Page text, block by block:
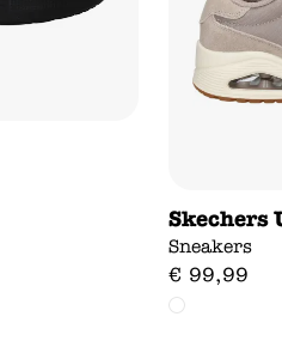
Skechers
Sneakers
€ 99,99